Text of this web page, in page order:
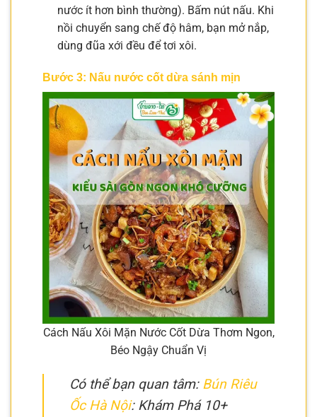
nước ít hơn bình thường). Bấm nút nấu. Khi
nồi chuyển sang chế độ hâm, bạn mở nắp,
dùng đũa xới đều để tơi xôi.
Bước 3: Nấu nước cốt dừa sánh mịn
Cách Nấu Xôi Mặn Nước Cốt Dừa Thơm Ngon,
Béo Ngậy Chuẩn Vị
Có thể bạn quan tâm: Bún Riêu
Ốc Hà Nội: Khám Phá 10+